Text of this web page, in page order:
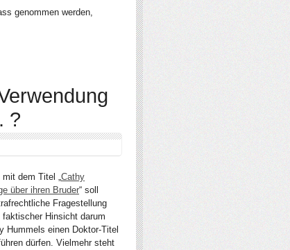
genommen werden,
?
dem Titel „Cathy
über ihren Bruder“ soll
Fragestellung
Hinsicht darum
Hummels einen Doktor-Titel
dürfen. Vielmehr steht